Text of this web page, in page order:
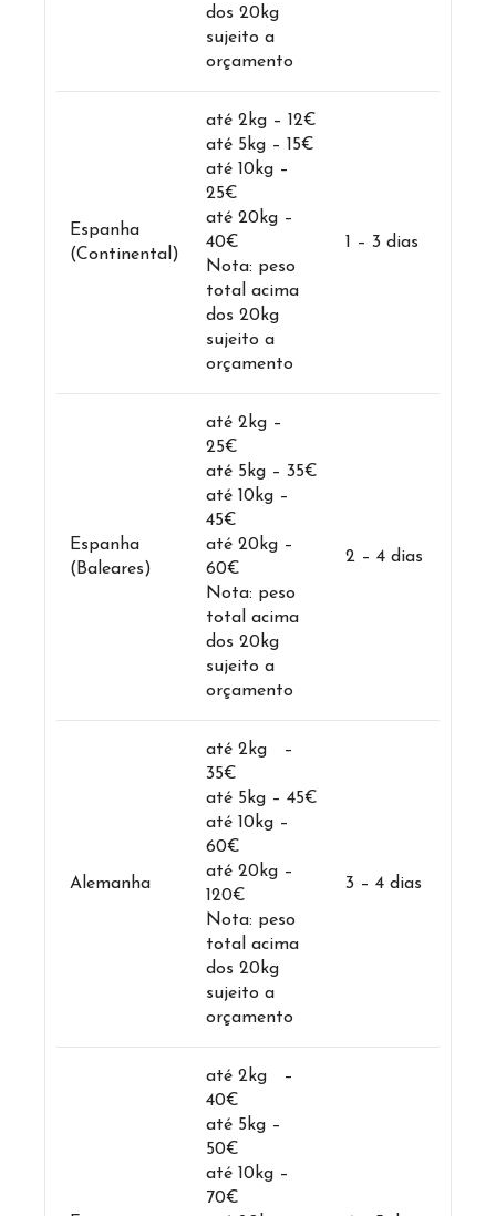
dos 20kg
sujeito a
orçamento
Espanha
(Continental)
até 2kg – 12€
até 5kg – 15€
até 10kg –
25€
até 20kg –
40€
Nota: peso
total acima
dos 20kg
sujeito a
orçamento
1 – 3 dias
Espanha
(Baleares)
até 2kg –
25€
até 5kg – 35€
até 10kg –
45€
até 20kg –
60€
Nota: peso
total acima
dos 20kg
sujeito a
orçamento
2 – 4 dias
Alemanha
até 2kg –
35€
até 5kg – 45€
até 10kg –
60€
até 20kg –
120€
Nota: peso
total acima
dos 20kg
sujeito a
orçamento
3 – 4 dias
até 2kg –
40€
até 5kg –
50€
até 10kg –
70€